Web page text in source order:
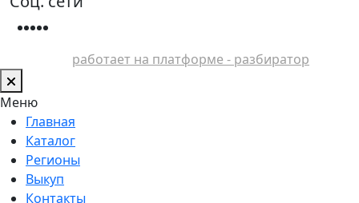
работает на платформе - разбиратор
Меню
Главная
Каталог
Регионы
Выкуп
Контакты